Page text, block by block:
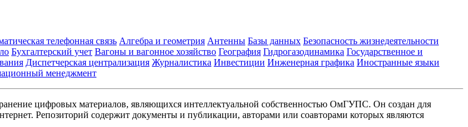
телефонная связь Алгебра и геометрия Антенны Базы данных Безопасность жизнедеятельности
Бухгалтерский учет Вагоны и вагонное хозяйство География Гидрогазодинамика Государственное и
Диспетчерская централизация Журналистика Инвестиции Инженерная графика Иностранные языки
менеджмент
цифровых материалов, являющихся интеллектуальной собственностью ОмГУПС. Он создан для
Репозиторий содержит документы и публикации, авторами или соавторами которых являются